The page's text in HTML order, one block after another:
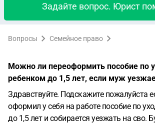
Задайте вопрос. Юрист
Вопросы Семейное право
Можно ли переоформить пособие по
ребенком до 1,5 лет, если муж
Здравствуйте. Подскажите пожалуйста
оформил у себя на работе пособие по
до 1,5 лет и собирается уезжать на сво.